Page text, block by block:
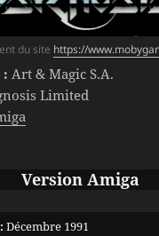
du site https://
: Art & Magic S.A.
Limited
Version Amiga
Décembre 1991